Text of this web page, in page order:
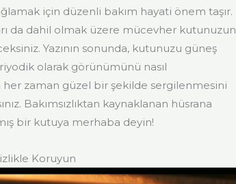
için düzenli bakım hayati önem taşır.
da dahil olmak üzere mücevher kutunuzun
Yazının sonunda, kutunuzu güneş
olarak görünümünü nasıl
zaman güzel bir şekilde sergilenmesini
Bakımsızlıktan kaynaklanan hüsrana
bir kutuya merhaba deyin!
Koruyun